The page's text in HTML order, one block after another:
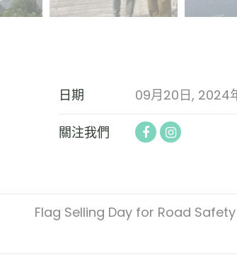
日期 09月20日, 2024
關注我們
Flag Selling Day for Road